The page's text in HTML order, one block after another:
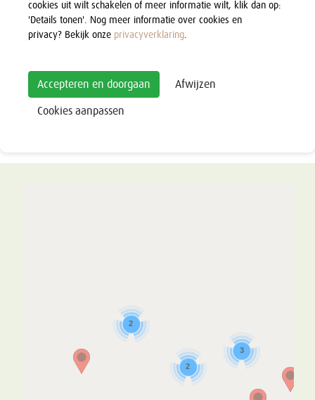
cookies uit wilt schakelen of meer informatie wilt, klik dan op:
'Details tonen'. Nog meer informatie over cookies en
privacy? Bekijk onze privacyverklaring.
Accepteren en doorgaan Afwijzen
Cookies aanpassen
2
2
3